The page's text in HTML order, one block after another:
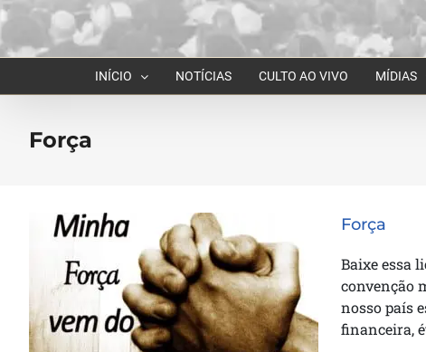
INÍCIO NOTÍCIAS CULTO AO VIVO MÍDIAS
Força
Força
Força
Baixe essa
convenção
nosso país
financeira,